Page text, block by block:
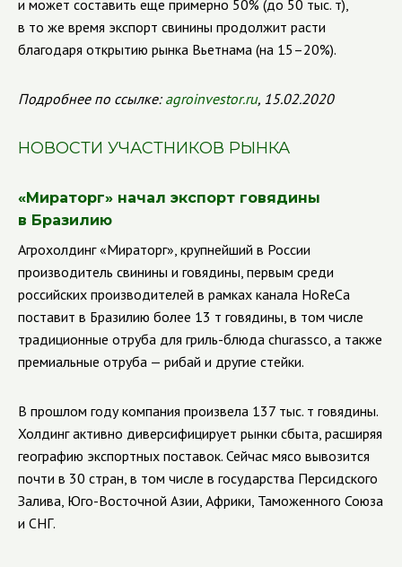
и может составить еще примерно 50% (до 50 тыс. т),
в то же время экспорт свинины продолжит расти
благодаря открытию рынка Вьетнама (на 15–20%).
Подробнее по ссылке: agroinvestor.ru, 15.02.2020
НОВОСТИ УЧАСТНИКОВ РЫНКА
«Мираторг» начал экспорт говядины
в Бразилию
Агрохолдинг «Мираторг», крупнейший в России
производитель свинины и говядины, первым среди
российских производителей в рамках канала HoReCa
поставит в Бразилию более 13 т говядины, в том числе
традиционные отруба для гриль-блюда churassco, а также
премиальные отруба — рибай и другие стейки.
В прошлом году компания произвела 137 тыс. т говядины.
Холдинг активно диверсифицирует рынки сбыта, расширяя
географию экспортных поставок. Сейчас мясо вывозится
почти в 30 стран, в том числе в государства Персидского
Залива, Юго-Восточной Азии, Африки, Таможенного Союза
и СНГ.